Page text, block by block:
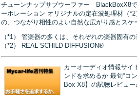
チューンナップサブウーファー BlackBoxX8
ーポレーション オリジナルの定在波処理材（
の、つながり相性のよい自然な広がり感とスケ
（*1） 管楽器の多くは、それぞれの楽器固有
（*2） REAL SCHILD DIFFUSION®
カーオーディオ情報サイ
ンドを求めるか 最旬“コ
Box X8】の試聴レビュー